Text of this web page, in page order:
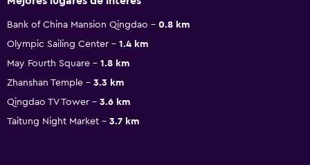
Bank of China Mansion Qingdao
0.8 km
Olympic Sailing Center
1.4 km
May Fourth Square
1.8 km
Zhanshan Temple
3.3 km
Qingdao TV Tower
3.6 km
Taitung Night Market
3.7 km